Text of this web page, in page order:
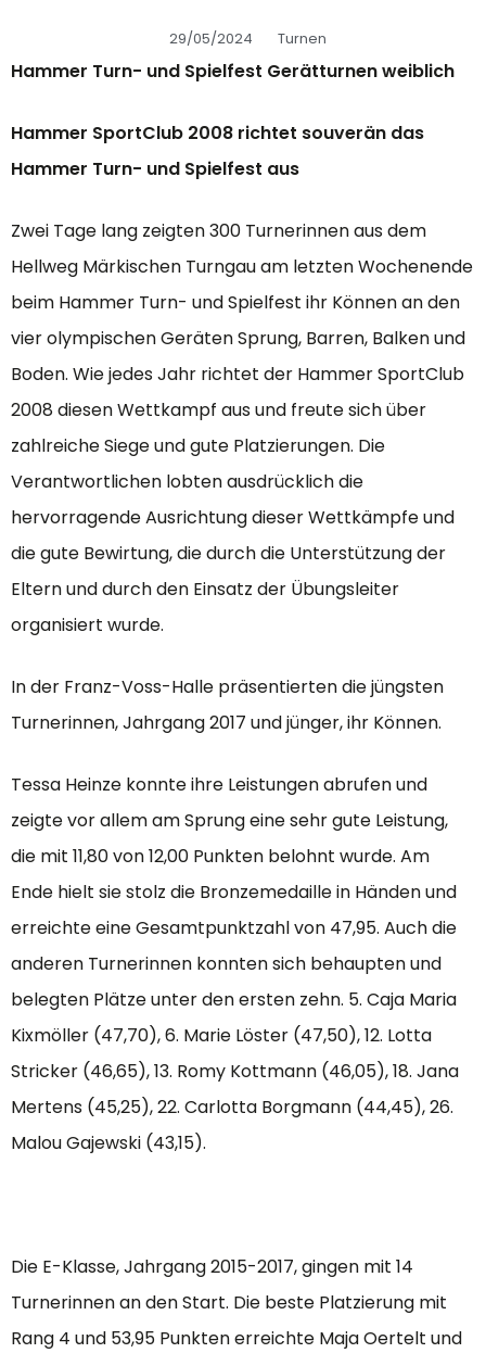
29/05/2024 Turnen
Hammer Turn- und Spielfest Gerätturnen weiblich
Hammer SportClub 2008 richtet souverän das
Hammer Turn- und Spielfest aus
Zwei Tage lang zeigten 300 Turnerinnen aus dem
Hellweg Märkischen Turngau am letzten Wochenende
beim Hammer Turn- und Spielfest ihr Können an den
vier olympischen Geräten Sprung, Barren, Balken und
Boden. Wie jedes Jahr richtet der Hammer SportClub
2008 diesen Wettkampf aus und freute sich über
zahlreiche Siege und gute Platzierungen. Die
Verantwortlichen lobten ausdrücklich die
hervorragende Ausrichtung dieser Wettkämpfe und
die gute Bewirtung, die durch die Unterstützung der
Eltern und durch den Einsatz der Übungsleiter
organisiert wurde.
In der Franz-Voss-Halle präsentierten die jüngsten
Turnerinnen, Jahrgang 2017 und jünger, ihr Können.
Tessa Heinze konnte ihre Leistungen abrufen und
zeigte vor allem am Sprung eine sehr gute Leistung,
die mit 11,80 von 12,00 Punkten belohnt wurde. Am
Ende hielt sie stolz die Bronzemedaille in Händen und
erreichte eine Gesamtpunktzahl von 47,95. Auch die
anderen Turnerinnen konnten sich behaupten und
belegten Plätze unter den ersten zehn. 5. Caja Maria
Kixmöller (47,70), 6. Marie Löster (47,50), 12. Lotta
Stricker (46,65), 13. Romy Kottmann (46,05), 18. Jana
Mertens (45,25), 22. Carlotta Borgmann (44,45), 26.
Malou Gajewski (43,15).
Die E-Klasse, Jahrgang 2015-2017, gingen mit 14
Turnerinnen an den Start. Die beste Platzierung mit
Rang 4 und 53,95 Punkten erreichte Maja Oertelt und